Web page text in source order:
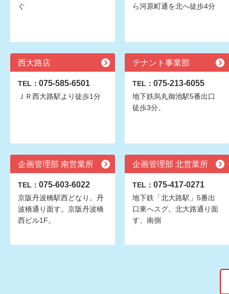
ぐ
ら河原町通を北へ徒歩4分
西大路店
TEL： 075-585-6501
ＪＲ西大路駅より徒歩1分
テナント事業部
TEL： 075-213-6055
地下鉄烏丸御池駅5番出口
徒歩3分。
企画管理部 南営業所
TEL： 075-603-6022
京阪丹波橋駅西どなり。丹
波橋通り面す。京阪丹波橋
西ビル1F。
企画管理部 北営業所
TEL： 075-417-0271
地下鉄「北大路駅」5番出
口東へスグ。北大路通り面
す、南側